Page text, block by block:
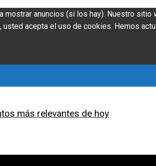
anuncios (si los hay). Nuestro
acepta el uso de cookies. Hemos
más relevantes de hoy